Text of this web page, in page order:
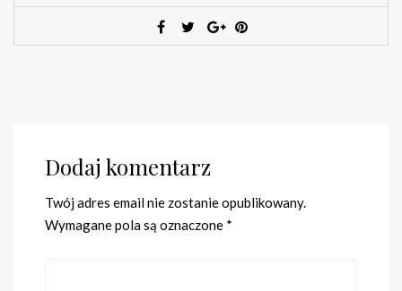
Dodaj komentarz
Twój adres email nie zostanie opublikowany.
Wymagane pola są oznaczone *